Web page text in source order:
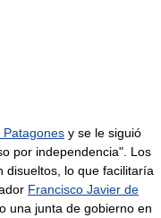
y se le siguió
por independencia". Los
disueltos, lo que facilitaría
Francisco Javier de
una junta de gobierno en